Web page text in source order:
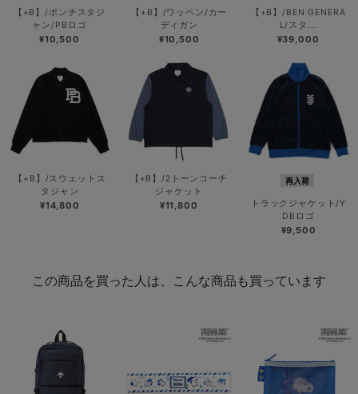
【+B】/ポンチスタジ
ャン/PBロゴ
¥10,500
【+B】/ワッペン/カー
ディガン
¥10,500
【+B】/BEN GENERA
L/スタ...
¥39,000
【+B】/スウェットス
タジャン
¥14,800
【+B】/2トーンコーチ
ジャケット
¥11,800
再入荷
トラックジャケット/Y
DBロゴ
¥9,500
この商品を買った人は、こんな商品も買っています